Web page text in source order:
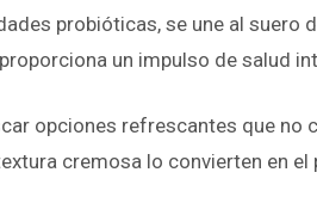
probióticas, se une al suero
un impulso de salud
opciones refrescantes que
cremosa lo convierten en